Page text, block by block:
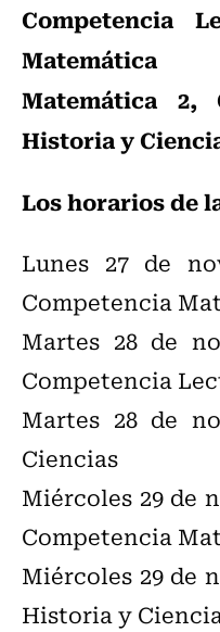
Competencia
Matemática
Matemática 2,
Historia y
Los horarios de
Lunes 27 de
Competencia
Martes 28 de
Competencia
Martes 28 de
Ciencias
Miércoles 29 de
Competencia
Miércoles 29 de
Historia y